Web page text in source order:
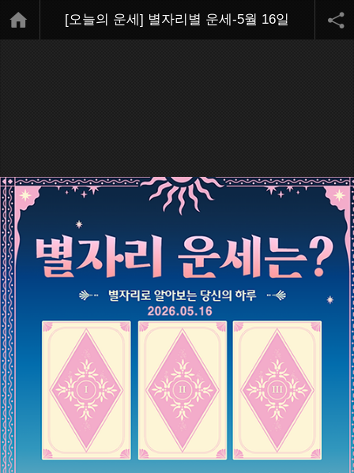
[오늘의 운세] 별자리별 운세-5월 16일